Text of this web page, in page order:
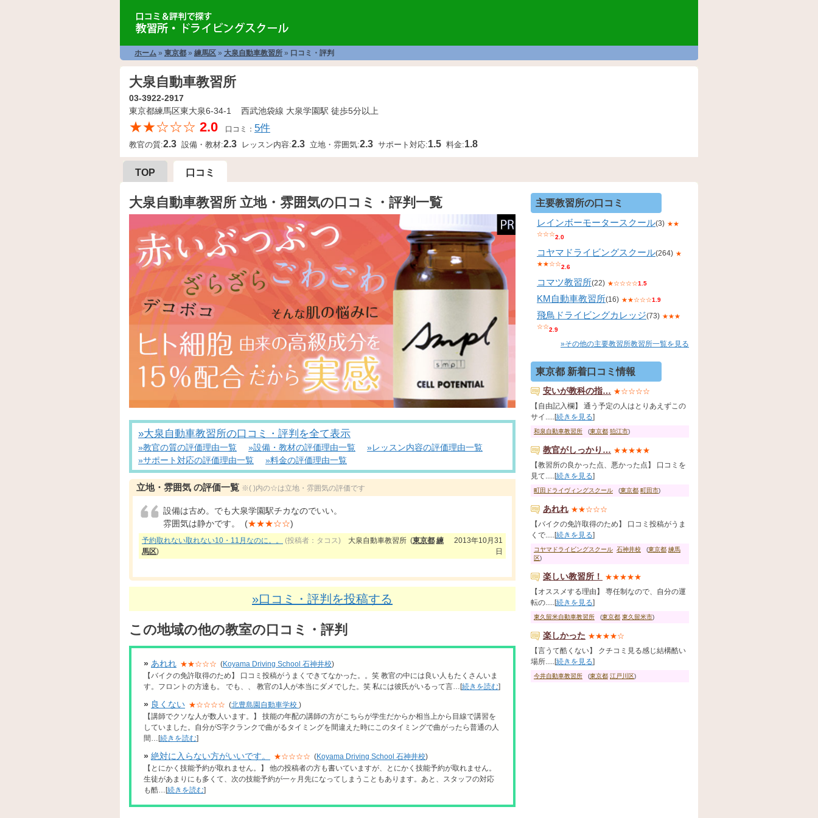
ホーム » 東京都 » 練馬区 » 大泉自動車教習所 » 口コミ・評判
大泉自動車教習所
03-3922-2917
東京都練馬区東大泉6-34-1 西武池袋線 大泉学園駅 徒歩5分以上
★★☆☆☆ 2.0 口コミ： 5件
教官の質:2.3 設備・教材:2.3 レッスン内容:2.3 立地・雰囲気:2.3 サポート対応:1.5 料金:1.8
TOP 口コミ
大泉自動車教習所 立地・雰囲気の口コミ・評判一覧
»大泉自動車教習所の口コミ・評判を全て表示
»教官の質の評価理由一覧 »設備・教材の評価理由一覧
»レッスン内容の評価理由一覧
»サポート対応の評価理由一覧
»料金の評価理由一覧
立地・雰囲気 の評価一覧 ※( )内の☆は立地・雰囲気の評価です
設備は古め。でも大泉学園駅チカなのでいい。
雰囲気は静かです。 (★★★☆☆)
予約取れない取れない10・11月なのに。。 (投稿者：タコス) 大泉自動車教習所 (東京都 練
馬区)
2013年10月31
日
»口コミ・評判を投稿する
この地域の他の教室の口コミ・評判
» あれれ ★★☆☆☆ (Koyama Driving School 石神井校)
【バイクの免許取得のため】 口コミ投稿がうまくできてなかった。。笑 教官の中には良い人もたくさんいま
す。フロントの方達も。 でも、、 教官の1人が本当にダメでした。笑 私には彼氏がいるって言…[続きを読む]
» 良くない ★☆☆☆☆ (北豊島園自動車学校 )
【講師でクソな人が数人います。】 技能の年配の講師の方がこちらが学生だからか相当上から目線で講習を
していました。自分がS字クランクで曲がるタイミングを間違えた時にこのタイミングで曲がったら普通の人
間…[続きを読む]
» 絶対に入らない方がいいです。 ★☆☆☆☆ (Koyama Driving School 石神井校)
【とにかく技能予約が取れません。】 他の投稿者の方も書いていますが、とにかく技能予約が取れません。
生徒があまりにも多くて、次の技能予約が一ヶ月先になってしまうこともあります。あと、スタッフの対応
も酷…[続きを読む]
主要教習所の口コミ
レインボーモータースクール(3) ★★
☆☆☆2.0
コヤマドライビングスクール(264) ★
★★☆☆2.6
コマツ教習所(22) ★☆☆☆☆1.5
KM自動車教習所(16) ★★☆☆☆1.9
飛鳥ドライビングカレッジ(73) ★★★
☆☆2.9
»その他の主要教習所教習所一覧を見る
東京都 新着口コミ情報
安いが教科の指… ★☆☆☆☆
【自由記入欄】 通う予定の人はとりあえずこの
サイ.....[続きを見る]
和泉自動車教習所 (東京都 狛江市)
教官がしっかり… ★★★★★
【教習所の良かった点、悪かった点】 口コミを
見て.....[続きを見る]
町田ドライヴィングスクール (東京都 町田市)
あれれ ★★☆☆☆
【バイクの免許取得のため】 口コミ投稿がうま
くで.....[続きを見る]
コヤマドライビングスクール 石神井校 (東京都 練馬
区)
楽しい教習所！ ★★★★★
【オススメする理由】 専任制なので、自分の運
転の.....[続きを見る]
東久留米自動車教習所 (東京都 東久留米市)
楽しかった ★★★★☆
【言うて酷くない】 クチコミ見る感じ結構酷い
場所.....[続きを見る]
今井自動車教習所 (東京都 江戸川区)